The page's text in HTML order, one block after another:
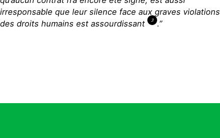
irresponsable que leur silence face aux graves violations
des droits humains est assourdissant
3 .”